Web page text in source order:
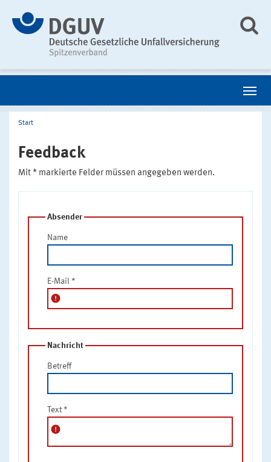
Start
Feedback
Mit * markierte Felder müssen angegeben werden.
Absender
Name
E-Mail *
error
Nachricht
Betreff
Text *
error